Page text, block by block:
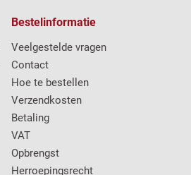
Bestelinformatie
Veelgestelde vragen
Contact
Hoe te bestellen
Verzendkosten
Betaling
VAT
Opbrengst
Herroepingsrecht